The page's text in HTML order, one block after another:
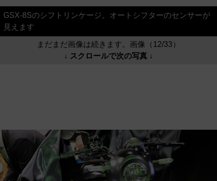
GSX-8Sのシフトリンケージ。オートシフターのセンサーが
見えます
まだまだ画像は続きます。画像（12/33）
↓ スクロールで次の写真 ↓